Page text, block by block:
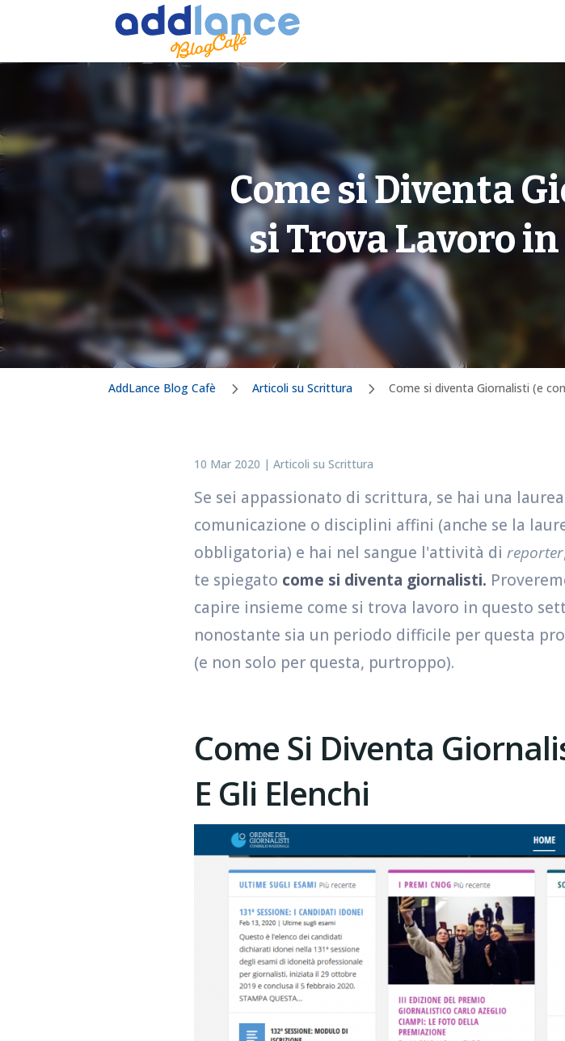
Come si Diventa
si Trova Lavoro
AddLance Blog Cafè Articoli su Scrittura Come si diventa Giornalisti (e
10 Mar 2020 | Articoli su Scrittura
Se sei appassionato di scrittura, se hai una
comunicazione o disciplini affini (anche se la
obbligatoria) e hai nel sangue l'attività di reporter
te spiegato come si diventa giornalisti.
capire insieme come si trova lavoro in questo
nonostante sia un periodo difficile per questa
(e non solo per questa, purtroppo).
Come Si Diventa
E Gli Elenchi